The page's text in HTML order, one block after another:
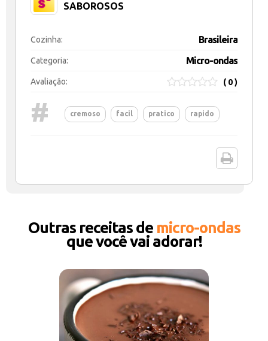
SABOROSOS
Cozinha: Brasileira
Categoria: Micro-ondas
Avaliação: ( 0 )
# cremoso facil pratico rapido
Outras receitas de micro-ondas
que você vai adorar!